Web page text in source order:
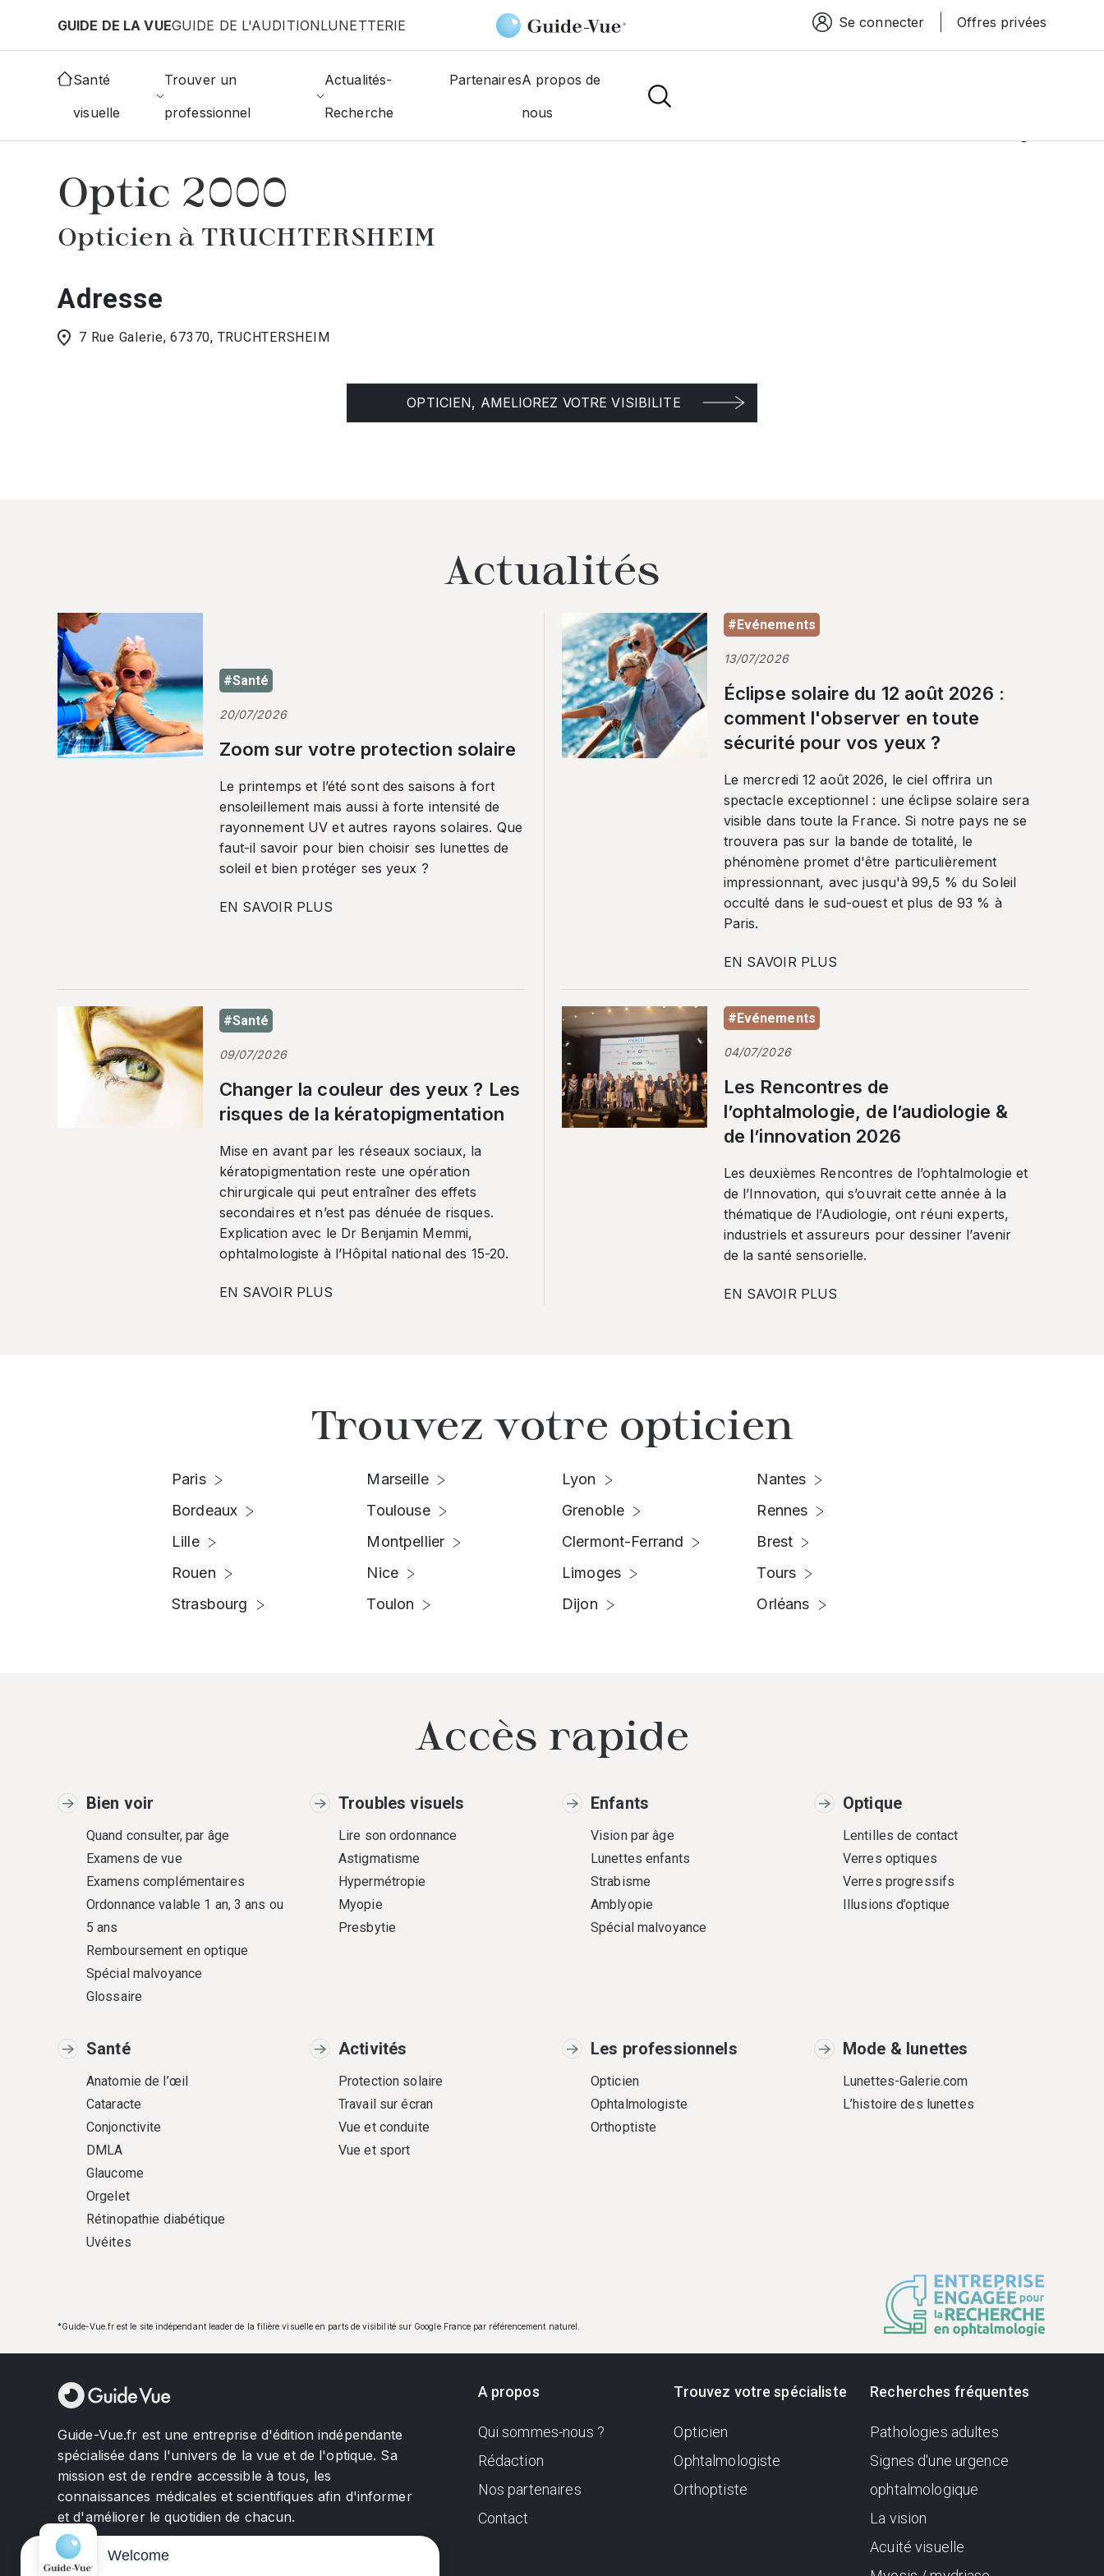
GUIDE DE LA VUEGUIDE DE L'AUDITIONLUNETTERIE Espace connexion
Se connecter Offres privées
Santé
visuelle
Trouver un
professionnel
Actualités-
Recherche
PartenairesA propos de
nous
Accueil Choisir mon opticien Truchtersheim Optic 2000
Optic 2000
Opticien à TRUCHTERSHEIM
Adresse
7 Rue Galerie, 67370, TRUCHTERSHEIM
OPTICIEN, AMELIOREZ VOTRE VISIBILITE
Actualités
#Santé
20/07/2026
Zoom sur votre protection solaire
Le printemps et l’été sont des saisons à fort
ensoleillement mais aussi à forte intensité de
rayonnement UV et autres rayons solaires. Que
faut-il savoir pour bien choisir ses lunettes de
soleil et bien protéger ses yeux ?
EN SAVOIR PLUS
#Evénements
13/07/2026
Éclipse solaire du 12 août 2026 :
comment l'observer en toute
sécurité pour vos yeux ?
Le mercredi 12 août 2026, le ciel offrira un
spectacle exceptionnel : une éclipse solaire sera
visible dans toute la France. Si notre pays ne se
trouvera pas sur la bande de totalité, le
phénomène promet d'être particulièrement
impressionnant, avec jusqu'à 99,5 % du Soleil
occulté dans le sud-ouest et plus de 93 % à
Paris.
EN SAVOIR PLUS
#Santé
09/07/2026
Changer la couleur des yeux ? Les
risques de la kératopigmentation
Mise en avant par les réseaux sociaux, la
kératopigmentation reste une opération
chirurgicale qui peut entraîner des effets
secondaires et n’est pas dénuée de risques.
Explication avec le Dr Benjamin Memmi,
ophtalmologiste à l’Hôpital national des 15-20.
EN SAVOIR PLUS
#Evénements
04/07/2026
Les Rencontres de
l’ophtalmologie, de l’audiologie &
de l’innovation 2026
Les deuxièmes Rencontres de l’ophtalmologie et
de l’Innovation, qui s’ouvrait cette année à la
thématique de l’Audiologie, ont réuni experts,
industriels et assureurs pour dessiner l’avenir
de la santé sensorielle.
EN SAVOIR PLUS
Trouvez votre opticien
Paris
Bordeaux
Lille
Rouen
Strasbourg
Marseille
Toulouse
Montpellier
Nice
Toulon
Lyon
Grenoble
Clermont-Ferrand
Limoges
Dijon
Nantes
Rennes
Brest
Tours
Orléans
Accès rapide
Bien voir
Quand consulter, par âge
Examens de vue
Examens complémentaires
Ordonnance valable 1 an, 3 ans ou
5 ans
Remboursement en optique
Spécial malvoyance
Glossaire
Troubles visuels
Lire son ordonnance
Astigmatisme
Hypermétropie
Myopie
Presbytie
Enfants
Vision par âge
Lunettes enfants
Strabisme
Amblyopie
Spécial malvoyance
Optique
Lentilles de contact
Verres optiques
Verres progressifs
Illusions d’optique
Santé
Anatomie de l’œil
Cataracte
Conjonctivite
DMLA
Glaucome
Orgelet
Rétinopathie diabétique
Uvéites
Activités
Protection solaire
Travail sur écran
Vue et conduite
Vue et sport
Les professionnels
Opticien
Ophtalmologiste
Orthoptiste
Mode & lunettes
Lunettes-Galerie.com
L’histoire des lunettes
*Guide-Vue.fr est le site indépendant leader de la filière visuelle en parts de visibilité sur Google France par référencement naturel.
Guide-Vue.fr est une entreprise d'édition indépendante
spécialisée dans l'univers de la vue et de l'optique. Sa
mission est de rendre accessible à tous, les
connaissances médicales et scientifiques afin d'informer
et d'améliorer le quotidien de chacun.
A propos
Qui sommes-nous ?
Rédaction
Nos partenaires
Contact
Trouvez votre spécialiste
Opticien
Ophtalmologiste
Orthoptiste
Recherches fréquentes
Pathologies adultes
Signes d'une urgence
ophtalmologique
La vision
Acuité visuelle
Welcome